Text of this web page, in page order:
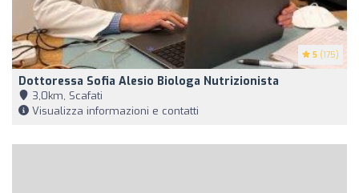
5 (175)
Dottoressa Sofia Alesio Biologa Nutrizionista
3,0km, Scafati
Visualizza informazioni e contatti